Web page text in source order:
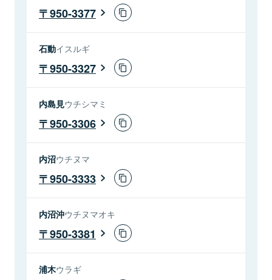
950-3377
石動イスルギ
950-3327
内島見ウチシマミ
950-3306
内沼ウチヌマ
950-3333
内沼沖ウチヌマオキ
950-3381
浦木ウラギ